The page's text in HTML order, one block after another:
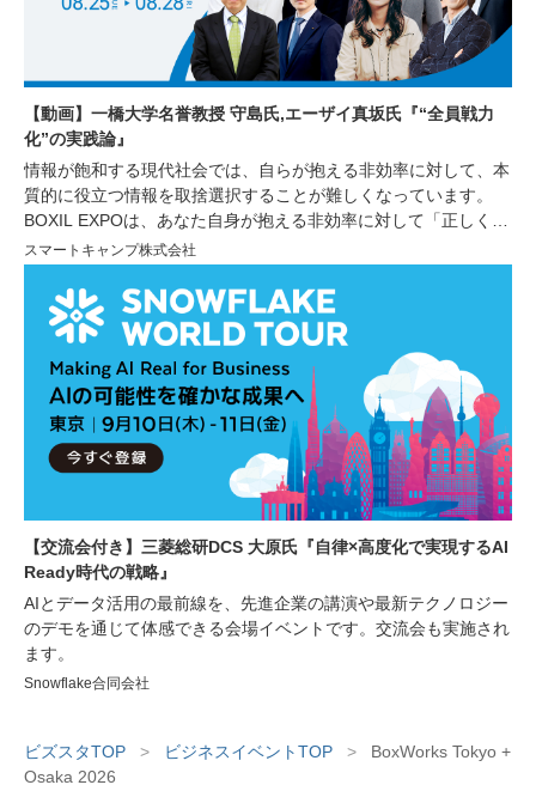
【動画】一橋大学名誉教授 守島氏,エーザイ真坂氏『“全員戦力
化”の実践論』
情報が飽和する現代社会では、自らが抱える非効率に対して、本
質的に役立つ情報を取捨選択することが難しくなっています。
BOXIL EXPOは、あなた自身が抱える非効率に対して「正しく」
「シンプル」な情報を提供し、非効率の解消や生産性の向上をサ
ポートするオンラインイベントです。今回は経営者や人事・労
務、総務部門で働く方々を対象に、人材の採用育成や組織づく
り、業務効率化に繋がる講演をはじめ、様々な非効率を解消する
サービスが紹介されるセミナーや、サービスを比較できる機会を
ご用意しております。
スマートキャンプ株式会社
【交流会付き】三菱総研DCS 大原氏『自律×高度化で実現するAI
Ready時代の戦略』
AIとデータ活用の最前線を、先進企業の講演や最新テクノロジー
のデモを通じて体感できる会場イベントです。交流会も実施され
ます。
Snowflake合同会社
ビズスタTOP > ビジネスイベントTOP >
BoxWorks Tokyo +
Osaka 2026